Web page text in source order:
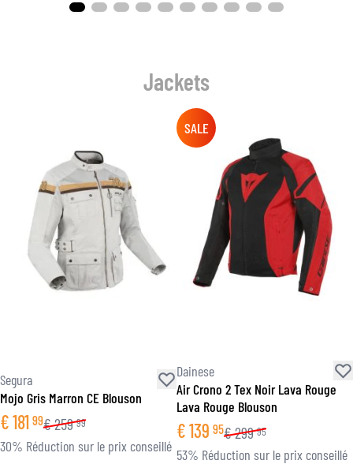
Jackets
Segura
Mojo Gris Marron CE Blouson
€181 99€259 99
30% Réduction sur le prix conseillé
SALE
Dainese
Air Crono 2 Tex Noir Lava Rouge
Lava Rouge Blouson
€139 95€299 95
53% Réduction sur le prix conseillé